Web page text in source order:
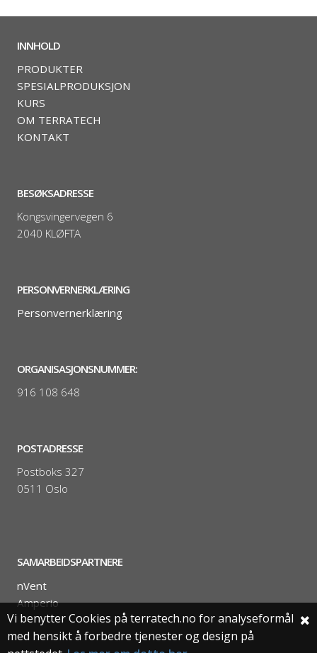
INNHOLD
PRODUKTER
SPESIALPRODUKSJON
KURS
OM TERRATECH
KONTAKT
BESØKSADRESSE
Kongsvingervegen 6
2040 KLØFTA
PERSONVERNERKLÆRING
Personvernerklæring
ORGANISASJONSNUMMER:
916 108 648
POSTADRESSE
Postboks 327
0511 Oslo
SAMARBEIDSPARTNERE
nVent
Amperio
Vi benytter Cookies på terratech.no for analyseformål
med hensikt å forbedre tjenester og design på